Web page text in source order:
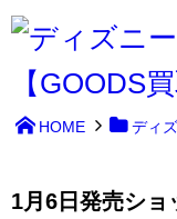
HOME ディ
1月6日発売ショ